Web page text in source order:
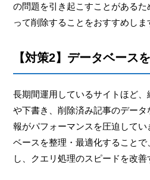
の問題を引き起こすことがある
って削除することをおすすめしま
【対策2】データベース
長期間運用しているサイトほど、
や下書き、削除済み記事のデー
報がパフォーマンスを圧迫して
ベースを整理・最適化することで
し、クエリ処理のスピードを改善